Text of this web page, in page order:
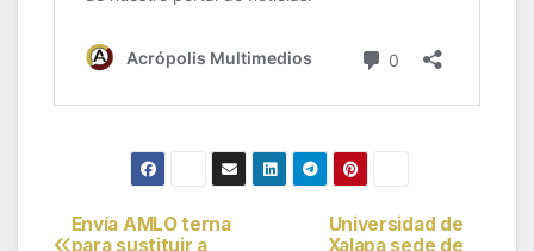
Navegación
Universidad de
Xalapa sede de
Envía AMLO terna
para sustituir a